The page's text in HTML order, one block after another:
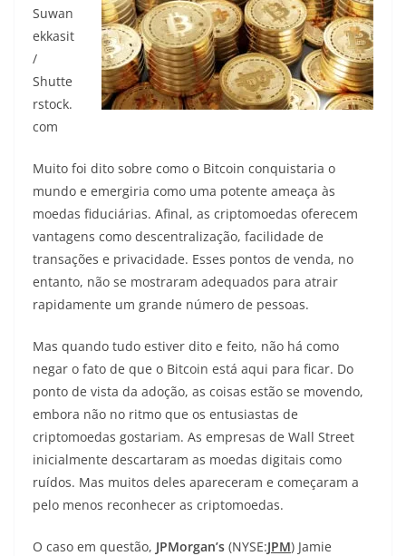
Suwan
ekkasit
/
Shutte
rstock.
com
Muito foi dito sobre como o Bitcoin conquistaria o
mundo e emergiria como uma potente ameaça às
moedas fiduciárias. Afinal, as criptomoedas oferecem
vantagens como descentralização, facilidade de
transações e privacidade. Esses pontos de venda, no
entanto, não se mostraram adequados para atrair
rapidamente um grande número de pessoas.
Mas quando tudo estiver dito e feito, não há como
negar o fato de que o Bitcoin está aqui para ficar. Do
ponto de vista da adoção, as coisas estão se movendo,
embora não no ritmo que os entusiastas de
criptomoedas gostariam. As empresas de Wall Street
inicialmente descartaram as moedas digitais como
ruídos. Mas muitos deles apareceram e começaram a
pelo menos reconhecer as criptomoedas.
O caso em questão, JPMorgan’s (NYSE:JPM) Jamie